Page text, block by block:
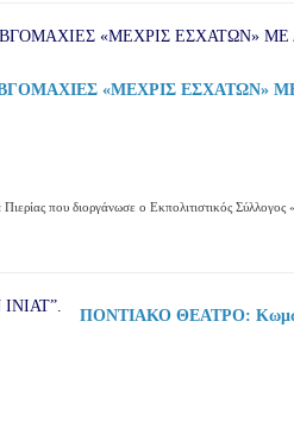
«ΜΕΧΡΙΣ ΕΣΧΑΤΩΝ»
που διοργάνωσε ο Εκπολιτιστικός
ΠΟΝΤΙΑΚΟ ΘΕΑΤΡΟ: